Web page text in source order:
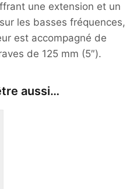
une extension et un
les basses fréquences,
est accompagné de
de 125 mm (5″).
aussi…